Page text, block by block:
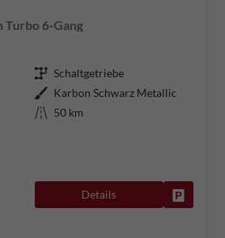
Turbo 6-Gang
Schaltgetriebe
Karbon Schwarz Metallic
50 km
Details